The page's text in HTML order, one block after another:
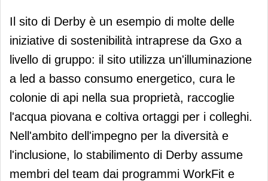
Il sito di Derby è un esempio di molte delle
iniziative di sostenibilità intraprese da Gxo a
livello di gruppo: il sito utilizza un'illuminazione
a led a basso consumo energetico, cura le
colonie di api nella sua proprietà, raccoglie
l'acqua piovana e coltiva ortaggi per i colleghi.
Nell'ambito dell'impegno per la diversità e
l'inclusione, lo stabilimento di Derby assume
membri del team dai programmi WorkFit e